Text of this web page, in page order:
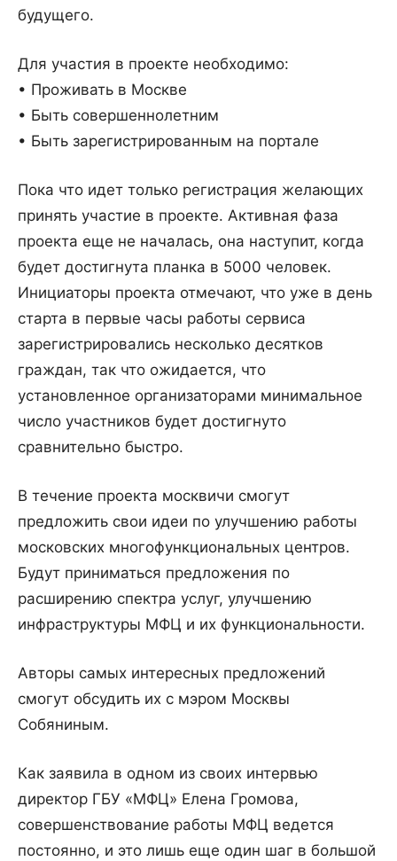
будущего.
Для участия в проекте необходимо:
• Проживать в Москве
• Быть совершеннолетним
• Быть зарегистрированным на портале
Пока что идет только регистрация желающих
принять участие в проекте. Активная фаза
проекта еще не началась, она наступит, когда
будет достигнута планка в 5000 человек.
Инициаторы проекта отмечают, что уже в день
старта в первые часы работы сервиса
зарегистрировались несколько десятков
граждан, так что ожидается, что
установленное организаторами минимальное
число участников будет достигнуто
сравнительно быстро.
В течение проекта москвичи смогут
предложить свои идеи по улучшению работы
московских многофункциональных центров.
Будут приниматься предложения по
расширению спектра услуг, улучшению
инфраструктуры МФЦ и их функциональности.
Авторы самых интересных предложений
смогут обсудить их с мэром Москвы
Собяниным.
Как заявила в одном из своих интервью
директор ГБУ «МФЦ» Елена Громова,
совершенствование работы МФЦ ведется
постоянно, и это лишь еще один шаг в большой